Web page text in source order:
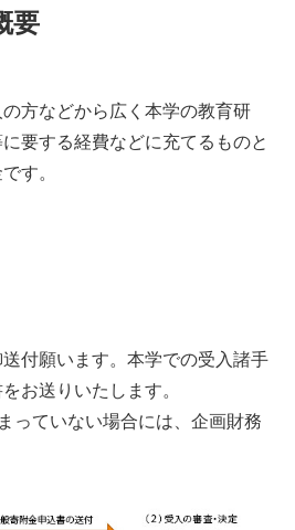
学部
文・著作集
）ご検討の方へ
ンター
性医療支援センター
支援センター
ニットセンター HP
在学生の方へ
要
方などから広く本学の教育研
要する経費などに充てるものと
す。
付願います。本学での受入諸手
お送りいたします。
っていない場合には、企画財務